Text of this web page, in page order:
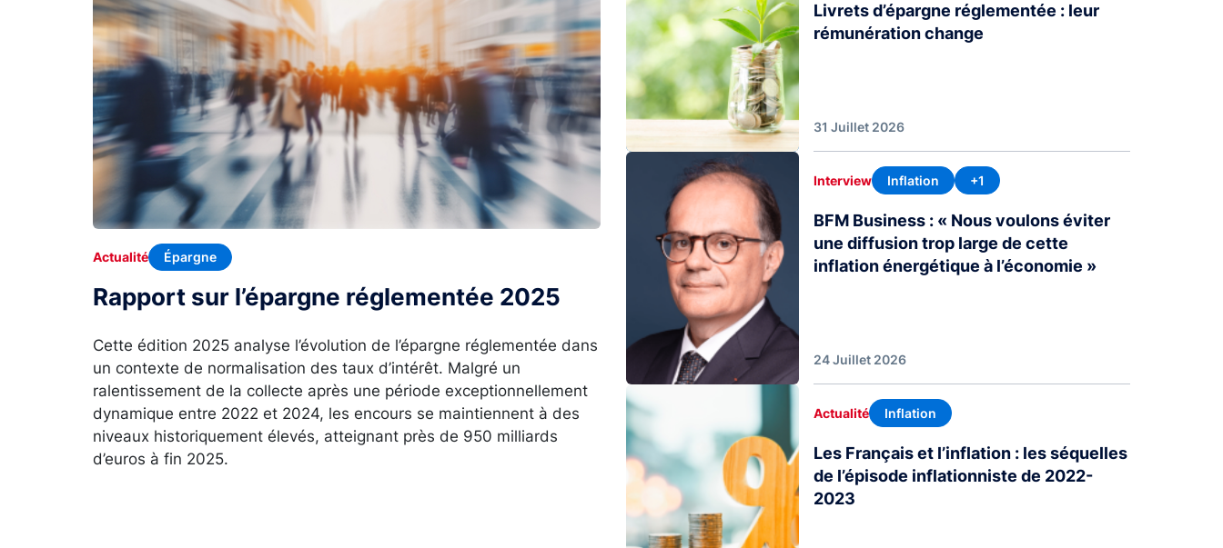
Rapport sur l’épargne réglementée 2025
Actualité Épargne
Cette édition 2025 analyse l’évolution de l’épargne réglementée dans
un contexte de normalisation des taux d’intérêt. Malgré un
ralentissement de la collecte après une période exceptionnellement
dynamique entre 2022 et 2024, les encours se maintiennent à des
niveaux historiquement élevés, atteignant près de 950 milliards
d’euros à fin 2025.
Livrets d’épargne réglementée : leur
rémunération change
31 Juillet 2026
Interview Inflation +1
BFM Business : « Nous voulons éviter
une diffusion trop large de cette
inflation énergétique à l’économie »
24 Juillet 2026
Image
Actualité Inflation
Les Français et l’inflation : les séquelles
de l’épisode inflationniste de 2022-
2023